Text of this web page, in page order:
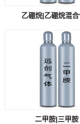
乙硼烷|乙硼烷混
二甲胺|三甲胺